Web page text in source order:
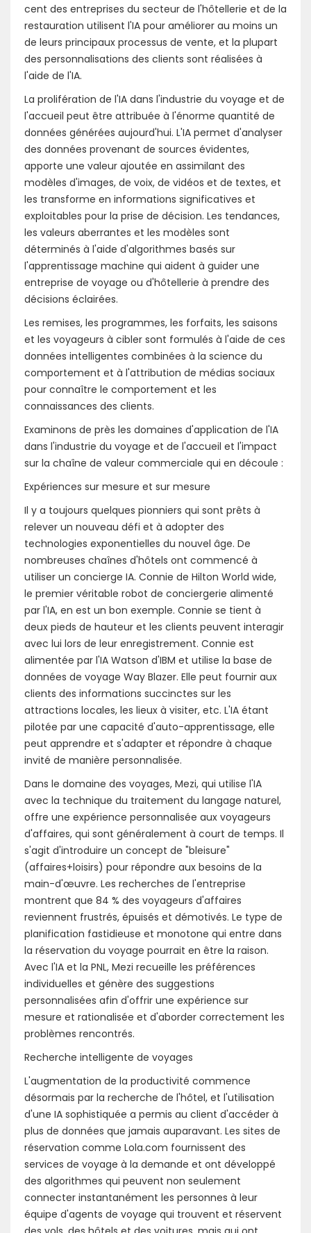
cent des entreprises du secteur de l'hôtellerie et de la
restauration utilisent l'IA pour améliorer au moins un
de leurs principaux processus de vente, et la plupart
des personnalisations des clients sont réalisées à
l'aide de l'IA.
La prolifération de l'IA dans l'industrie du voyage et de
l'accueil peut être attribuée à l'énorme quantité de
données générées aujourd'hui. L'IA permet d'analyser
des données provenant de sources évidentes,
apporte une valeur ajoutée en assimilant des
modèles d'images, de voix, de vidéos et de textes, et
les transforme en informations significatives et
exploitables pour la prise de décision. Les tendances,
les valeurs aberrantes et les modèles sont
déterminés à l'aide d'algorithmes basés sur
l'apprentissage machine qui aident à guider une
entreprise de voyage ou d'hôtellerie à prendre des
décisions éclairées.
Les remises, les programmes, les forfaits, les saisons
et les voyageurs à cibler sont formulés à l'aide de ces
données intelligentes combinées à la science du
comportement et à l'attribution de médias sociaux
pour connaître le comportement et les
connaissances des clients.
Examinons de près les domaines d'application de l'IA
dans l'industrie du voyage et de l'accueil et l'impact
sur la chaîne de valeur commerciale qui en découle :
Expériences sur mesure et sur mesure
Il y a toujours quelques pionniers qui sont prêts à
relever un nouveau défi et à adopter des
technologies exponentielles du nouvel âge. De
nombreuses chaînes d'hôtels ont commencé à
utiliser un concierge IA. Connie de Hilton World wide,
le premier véritable robot de conciergerie alimenté
par l'IA, en est un bon exemple. Connie se tient à
deux pieds de hauteur et les clients peuvent interagir
avec lui lors de leur enregistrement. Connie est
alimentée par l'IA Watson d'IBM et utilise la base de
données de voyage Way Blazer. Elle peut fournir aux
clients des informations succinctes sur les
attractions locales, les lieux à visiter, etc. L'IA étant
pilotée par une capacité d'auto-apprentissage, elle
peut apprendre et s'adapter et répondre à chaque
invité de manière personnalisée.
Dans le domaine des voyages, Mezi, qui utilise l'IA
avec la technique du traitement du langage naturel,
offre une expérience personnalisée aux voyageurs
d'affaires, qui sont généralement à court de temps. Il
s'agit d'introduire un concept de "bleisure"
(affaires+loisirs) pour répondre aux besoins de la
main-d'œuvre. Les recherches de l'entreprise
montrent que 84 % des voyageurs d'affaires
reviennent frustrés, épuisés et démotivés. Le type de
planification fastidieuse et monotone qui entre dans
la réservation du voyage pourrait en être la raison.
Avec l'IA et la PNL, Mezi recueille les préférences
individuelles et génère des suggestions
personnalisées afin d'offrir une expérience sur
mesure et rationalisée et d'aborder correctement les
problèmes rencontrés.
Recherche intelligente de voyages
L'augmentation de la productivité commence
désormais par la recherche de l'hôtel, et l'utilisation
d'une IA sophistiquée a permis au client d'accéder à
plus de données que jamais auparavant. Les sites de
réservation comme Lola.com fournissent des
services de voyage à la demande et ont développé
des algorithmes qui peuvent non seulement
connecter instantanément les personnes à leur
équipe d'agents de voyage qui trouvent et réservent